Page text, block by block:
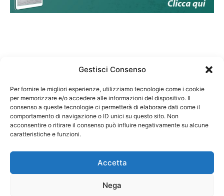
Gestisci Consenso
Per fornire le migliori esperienze, utilizziamo tecnologie come i cookie
per memorizzare e/o accedere alle informazioni del dispositivo. Il
consenso a queste tecnologie ci permetterà di elaborare dati come il
comportamento di navigazione o ID unici su questo sito. Non
acconsentire o ritirare il consenso può influire negativamente su alcune
caratteristiche e funzioni.
Accetta
Nega
Federazione Nazionale Degli Ordini dei Biologi:
codice fiscale 80069130583
Responsabile sito internet www.fnob.it: